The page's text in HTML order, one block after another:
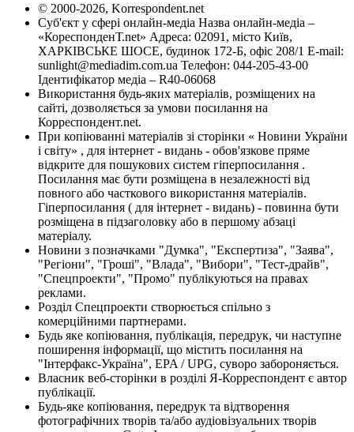
© 2000-2026, Korrespondent.net
Суб'єкт у сфері онлайн-медіа Назва онлайн-медіа –
«КореспонденТ.net» Адреса: 02091, місто Київ,
ХАРКІВСЬКЕ ШОСЕ, будинок 172-Б, офіс 208/1 E-mail:
sunlight@mediadim.com.ua Телефон: 044-205-43-00
Ідентифікатор медіа – R40-06068
Використання будь-яких матеріалів, розміщених на
сайті, дозволяється за умови посилання на
Корреспондент.net.
При копіюванні матеріалів зі сторінки « Новини України
і світу» , для інтернет - видань - обов'язкове пряме
відкрите для пошукових систем гіперпосилання .
Посилання має бути розміщена в незалежності від
повного або часткового використання матеріалів.
Гіперпосилання ( для інтернет - видань) - повинна бути
розміщена в підзаголовку або в першому абзаці
матеріалу.
Новини з позначками "Думка", "Експертиза", "Заява",
"Регіони", "Гроші", "Влада", "Вибори", "Тест-драйв",
"Спецпроекти", "Промо" публікуються на правах
реклами.
Розділ Спецпроекти створюється спільно з
комерційними партнерами.
Будь яке копіювання, публікація, передрук, чи наступне
поширення інформації, що містить посилання на
"Інтерфакс-Україна", EPA / UPG, суворо забороняється.
Власник веб-сторінки в розділі Я-Корреспондент є автор
публікації.
Будь-яке копіювання, передрук та відтворення
фотографічних творів та/або аудіовізуальних творів